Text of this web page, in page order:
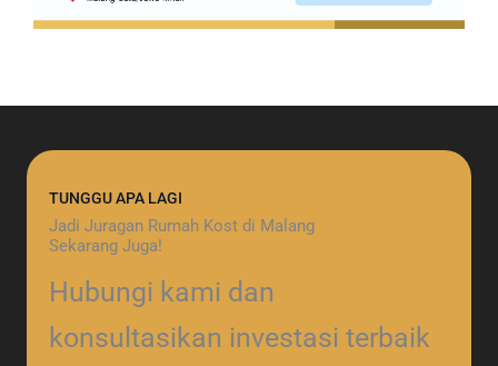
TUNGGU APA LAGI
Jadi Juragan Rumah Kost di Malang
Sekarang Juga!
Hubungi kami dan
konsultasikan investasi terbaik